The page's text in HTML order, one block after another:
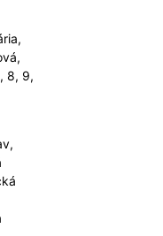
8, 9,